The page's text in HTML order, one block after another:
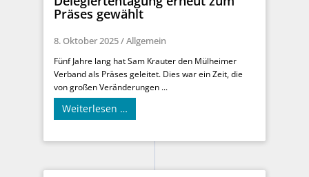
Präses gewählt
8. Oktober 2025/Allgemein
Fünf Jahre lang hat Sam Krauter den Mülheimer
Verband als Präses geleitet. Dies war ein Zeit, die
von großen Veränderungen ...
Weiterlesen …